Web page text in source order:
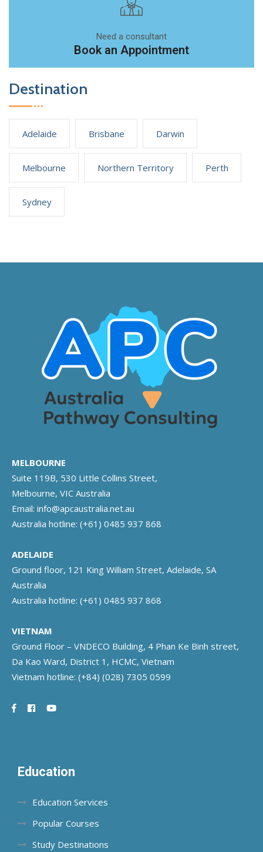
Need a consultant
Book an Appointment
Destination
Adelaide Brisbane Darwin
Melbourne Northern Territory Perth
Sydney
MELBOURNE
Suite 119B, 530 Little Collins Street,
Melbourne, VIC Australia
Email: info@apcaustralia.net.au
Australia hotline: (+61) 0485 937 868
ADELAIDE
Ground floor, 121 King William Street, Adelaide, SA
Australia
Australia hotline: (+61) 0485 937 868
VIETNAM
Ground Floor – VNDECO Building, 4 Phan Ke Binh street,
Da Kao Ward, District 1, HCMC, Vietnam
Vietnam hotline: (+84) (028) 7305 0599
Education
Education Services
Popular Courses
Study Destinations